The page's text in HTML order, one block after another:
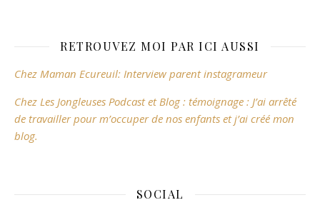
RETROUVEZ MOI PAR ICI AUSSI
Chez Maman Ecureuil: Interview parent instagrameur
Chez Les Jongleuses Podcast et Blog : témoignage : J’ai arrêté
de travailler pour m’occuper de nos enfants et j’ai créé mon
blog.
SOCIAL